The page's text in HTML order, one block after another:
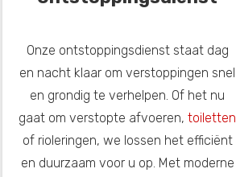
Onze ontstoppingsdienst staat dag
en nacht klaar om verstoppingen snel
en grondig te verhelpen. Of het nu
gaat om verstopte afvoeren, toiletten
of rioleringen, we lossen het efficiënt
en duurzaam voor u op. Met moderne